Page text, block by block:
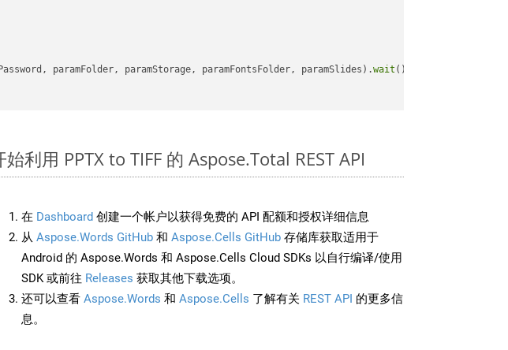
paramFolder, paramStorage, paramFontsFolder, paramSlides).wait ();
始利用 PPTX to TIFF 的 Aspose.Total REST API
在 Dashboard 创建一个帐户以获得免费的 API 配额和授权详细信息
从 Aspose.Words GitHub 和 Aspose.Cells GitHub 存储库获取适用于
Android 的 Aspose.Words 和 Aspose.Cells Cloud SDKs 以自行编译/使用
SDK 或前往 Releases 获取其他下载选项。
还可以查看 Aspose.Words 和 Aspose.Cells 了解有关 REST API 的更多信
息。